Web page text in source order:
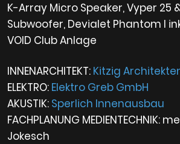
K-Array Micro Speaker, Vyper 25
Subwoofer, Devialet Phantom I
VOID Club Anlage
INNENARCHITEKT: Kitzig
ELEKTRO: Elektro Greb GmbH
AKUSTIK: Sperlich Innenausbau
FACHPLANUNG MEDIENTECHNIK:
Jokesch